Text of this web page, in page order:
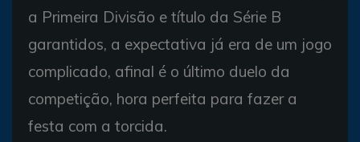
a Primeira Divisão e título da Série B
garantidos, a expectativa já era de um jogo
complicado, afinal é o último duelo da
competição, hora perfeita para fazer a
festa com a torcida.